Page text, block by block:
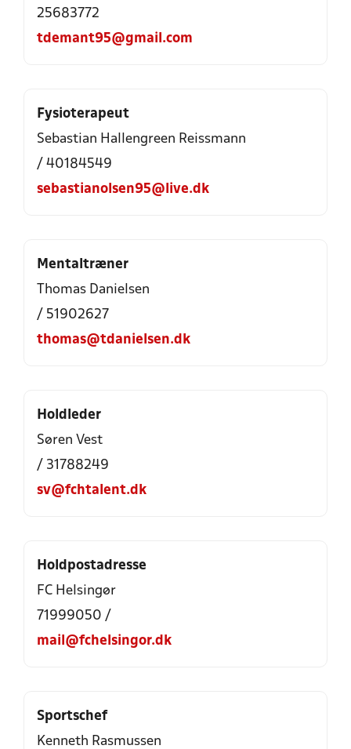
25683772
tdemant95@gmail.com
Fysioterapeut
Sebastian Hallengreen Reissmann
/ 40184549
sebastianolsen95@live.dk
Mentaltræner
Thomas Danielsen
/ 51902627
thomas@tdanielsen.dk
Holdleder
Søren Vest
/ 31788249
sv@fchtalent.dk
Holdpostadresse
FC Helsingør
71999050 /
mail@fchelsingor.dk
Sportschef
Kenneth Rasmussen